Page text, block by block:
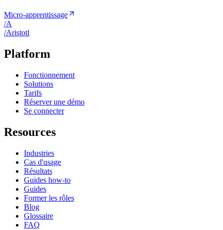
Micro-apprentissage
/A
/Aristotl
Platform
Fonctionnement
Solutions
Tarifs
Réserver une démo
Se connecter
Resources
Industries
Cas d'usage
Résultats
Guides how-to
Guides
Former les rôles
Blog
Glossaire
FAQ